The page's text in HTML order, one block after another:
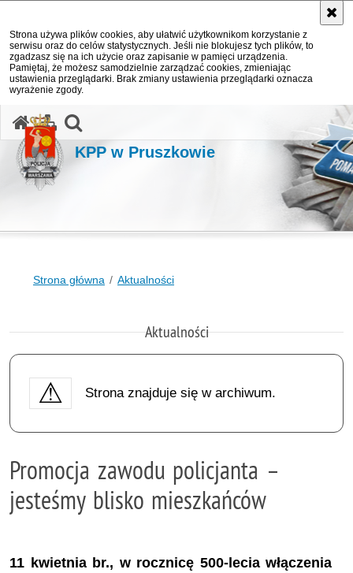
Strona używa plików cookies, aby ułatwić użytkownikom korzystanie z
serwisu oraz do celów statystycznych. Jeśli nie blokujesz tych plików, to
zgadzasz się na ich użycie oraz zapisanie w pamięci urządzenia.
Pamiętaj, że możesz samodzielnie zarządzać cookies, zmieniając
ustawienia przeglądarki. Brak zmiany ustawienia przeglądarki oznacza
wyrażenie zgody.
KPP w Pruszkowie
Strona główna Aktualności
Aktualności
Strona znajduje się w archiwum.
Promocja zawodu policjanta –
jesteśmy blisko mieszkańców
11 kwietnia br., w rocznicę 500-lecia włączenia